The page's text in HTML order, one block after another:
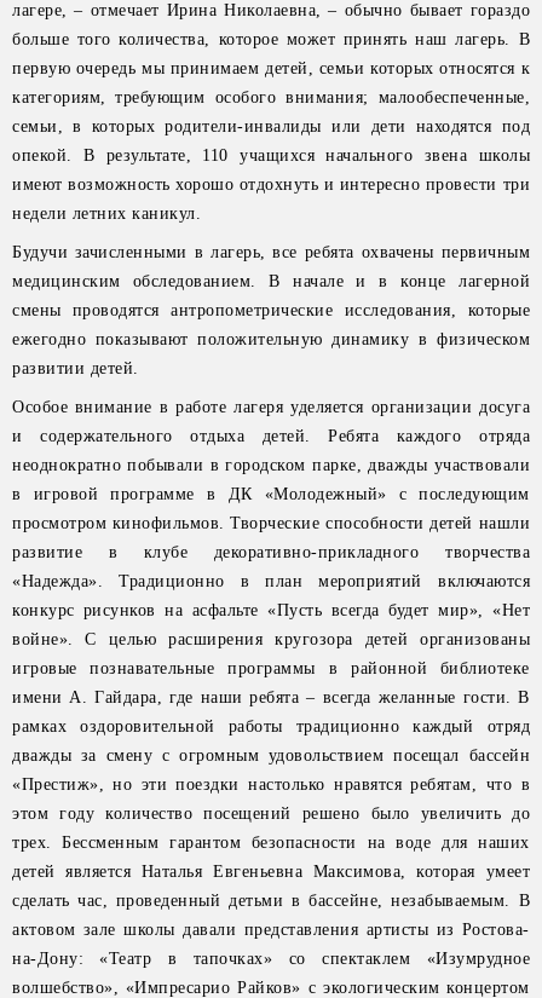
лагере, – отмечает Ирина Николаевна, – обычно бывает гораздо
больше того количества, которое может принять наш лагерь. В
первую очередь мы принимаем детей, семьи которых относятся к
категориям, требующим особого внимания; малообеспеченные,
семьи, в которых родители-инвалиды или дети находятся под
опекой. В результате, 110 учащихся начального звена школы
имеют возможность хорошо отдохнуть и интересно провести три
недели летних каникул.
Будучи зачисленными в лагерь, все ребята охвачены первичным
медицинским обследованием. В начале и в конце лагерной
смены проводятся антропометрические исследования, которые
ежегодно показывают положительную динамику в физическом
развитии детей.
Особое внимание в работе лагеря уделяется организации досуга
и содержательного отдыха детей. Ребята каждого отряда
неоднократно побывали в городском парке, дважды участвовали
в игровой программе в ДК «Молодежный» с последующим
просмотром кинофильмов. Творческие способности детей нашли
развитие в клубе декоративно-прикладного творчества
«Надежда». Традиционно в план мероприятий включаются
конкурс рисунков на асфальте «Пусть всегда будет мир», «Нет
войне». С целью расширения кругозора детей организованы
игровые познавательные программы в районной библиотеке
имени А. Гайдара, где наши ребята – всегда желанные гости. В
рамках оздоровительной работы традиционно каждый отряд
дважды за смену с огромным удовольствием посещал бассейн
«Престиж», но эти поездки настолько нравятся ребятам, что в
этом году количество посещений решено было увеличить до
трех. Бессменным гарантом безопасности на воде для наших
детей является Наталья Евгеньевна Максимова, которая умеет
сделать час, проведенный детьми в бассейне, незабываемым. В
актовом зале школы давали представления артисты из Ростова-
на-Дону: «Театр в тапочках» со спектаклем «Изумрудное
волшебство», «Импресарио Райков» с экологическим концертом